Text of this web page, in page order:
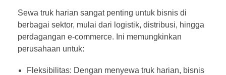
Sewa truk harian sangat penting untuk bisnis di
berbagai sektor, mulai dari logistik, distribusi, hingga
perdagangan e-commerce. Ini memungkinkan
perusahaan untuk:
Fleksibilitas: Dengan menyewa truk harian, bisnis